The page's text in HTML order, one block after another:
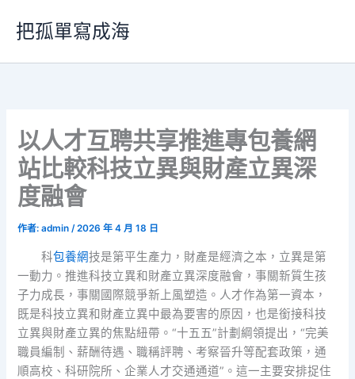
要
把孤單寫成海
以人才互聘共享推進專包養網
站比較科技立異與財產立異深
度融會
作者:admin/2026 年 4 月 18 日
科包養網技是第平生產力，財產是經濟之本，立異是第
一動力。推進科技立異和財產立異深度融會，事關新質生孩
子力成長，事關國際競爭新上風塑造。人才作為第一資本，
既是科技立異和財產立異中最為要害的原因，也是銜接科技
立異與財產立異的焦點紐帶。“十五五”計劃綱領提出，“完美
職員編制、薪酬待遇、職稱評聘、考察晉升等配套政策，通
順高校、科研院所、企業人才交通通道”。這一主要安排捉住